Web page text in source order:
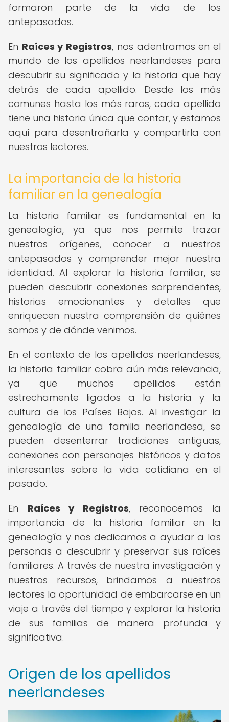
formaron parte de la vida de los
antepasados.
En Raíces y Registros, nos adentramos en el
mundo de los apellidos neerlandeses para
descubrir su significado y la historia que hay
detrás de cada apellido. Desde los más
comunes hasta los más raros, cada apellido
tiene una historia única que contar, y estamos
aquí para desentrañarla y compartirla con
nuestros lectores.
La importancia de la historia
familiar en la genealogía
La historia familiar es fundamental en la
genealogía, ya que nos permite trazar
nuestros orígenes, conocer a nuestros
antepasados y comprender mejor nuestra
identidad. Al explorar la historia familiar, se
pueden descubrir conexiones sorprendentes,
historias emocionantes y detalles que
enriquecen nuestra comprensión de quiénes
somos y de dónde venimos.
En el contexto de los apellidos neerlandeses,
la historia familiar cobra aún más relevancia,
ya que muchos apellidos están
estrechamente ligados a la historia y la
cultura de los Países Bajos. Al investigar la
genealogía de una familia neerlandesa, se
pueden desenterrar tradiciones antiguas,
conexiones con personajes históricos y datos
interesantes sobre la vida cotidiana en el
pasado.
En Raíces y Registros, reconocemos la
importancia de la historia familiar en la
genealogía y nos dedicamos a ayudar a las
personas a descubrir y preservar sus raíces
familiares. A través de nuestra investigación y
nuestros recursos, brindamos a nuestros
lectores la oportunidad de embarcarse en un
viaje a través del tiempo y explorar la historia
de sus familias de manera profunda y
significativa.
Origen de los apellidos
neerlandeses